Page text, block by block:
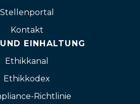
Stellenportal
Kontakt
EINHALTUNG
Ethikkanal
Ethikkodex
Richtlinie